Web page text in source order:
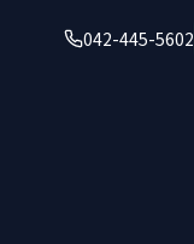
042-445-5602